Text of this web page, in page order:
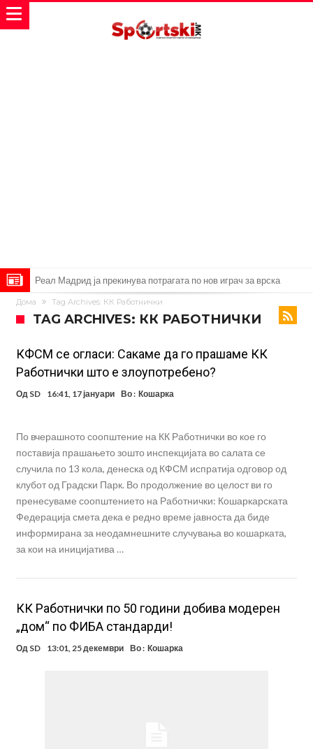
Реал Мадрид ја прекинува потрагата по нов играч за врска
Мекгрегор успешно опериран: Коленото е средено, се враќам
Ханси Флик не жали долго за Араухо, туку брзо најде замена во
англиската Премиер лига
Играч на Барселона бесен го напушти тренингот по
срцепарателните зборови на Флик
Кам-бек на терен за Мудрик по над 600 дена, но веднаш
заМИнува на позајмица!?
Џејк Пол започнува голем напад на УФЦ
18 месеци затвор
Ова никогаш не му се случило на Новак: Синер и Алкараз се
повлекуваат, а Зверев веднаш се „распадна“
Реал Мадрид донесе одлука: Eндрик заминува во Премиер
лигата!
Дома Tag Archives: КК Работнички
TAG ARCHIVES: КК РАБОТНИЧКИ
КФСМ се огласи: Сакаме да го прашаме КК
Работнички што е злоупотребено?
Од SD 16:41, 17 јануари Во : Кошарка
По вчерашното соопштение на КК Работнички во кое го
поставија прашањето зошто инспекцијата во салата се
случила по 13 кола, денеска од КФСМ испратија одговор од
клубот од Градски Парк. Во продолжение во целост ви го
пренесуваме соопштението на Работнички: Кошаркарската
Федерација смета дека е редно време јавноста да биде
информирана за неодамнешните случувања во кошарката,
за кои на иницијатива …
КК Работнички по 50 години добива модерен
„дом“ по ФИБА стандарди!
Од SD 13:01, 25 декември Во : Кошарка